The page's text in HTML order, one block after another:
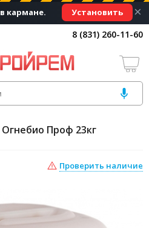
кармане. Установить ×
8 (831) 260-11-60
Проф 23кг
Проверить наличие